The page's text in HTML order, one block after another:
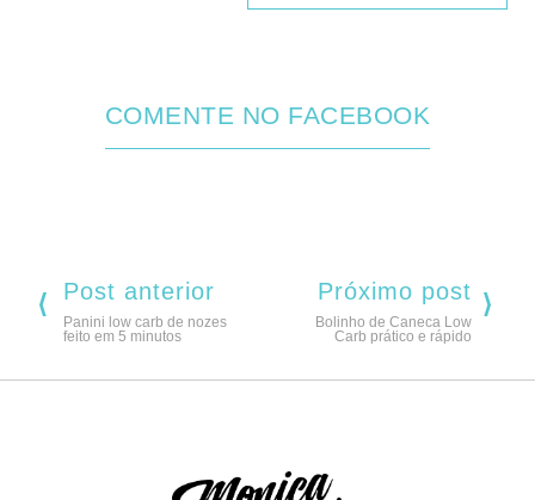
COMENTE NO FACEBOOK
Post anterior
Panini low carb de nozes
feito em 5 minutos
Próximo post
Bolinho de Caneca Low
Carb prático e rápido